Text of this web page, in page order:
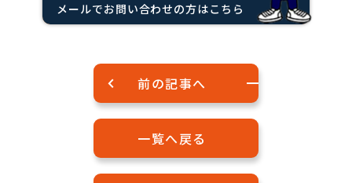
メールでお問い合わせの方はこちら
前の記事へ
一覧へ戻る